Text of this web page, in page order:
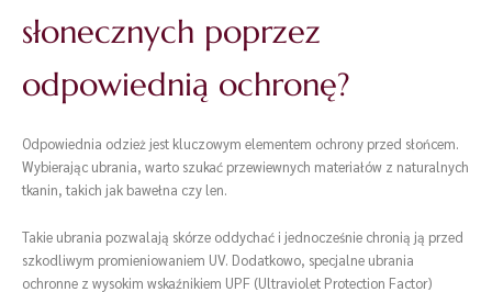
słonecznych poprzez
odpowiednią ochronę?
Odpowiednia odzież jest kluczowym elementem ochrony przed słońcem.
Wybierając ubrania, warto szukać przewiewnych materiałów z naturalnych
tkanin, takich jak bawełna czy len.
Takie ubrania pozwalają skórze oddychać i jednocześnie chronią ją przed
szkodliwym promieniowaniem UV. Dodatkowo, specjalne ubrania
ochronne z wysokim wskaźnikiem UPF (Ultraviolet Protection Factor)